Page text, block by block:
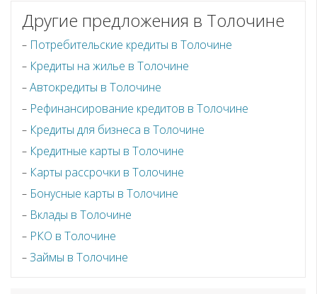
Другие предложения в Толочине
Потребительские кредиты в Толочине
Кредиты на жилье в Толочине
Автокредиты в Толочине
Рефинансирование кредитов в Толочине
Кредиты для бизнеса в Толочине
Кредитные карты в Толочине
Карты рассрочки в Толочине
Бонусные карты в Толочине
Вклады в Толочине
РКО в Толочине
Займы в Толочине